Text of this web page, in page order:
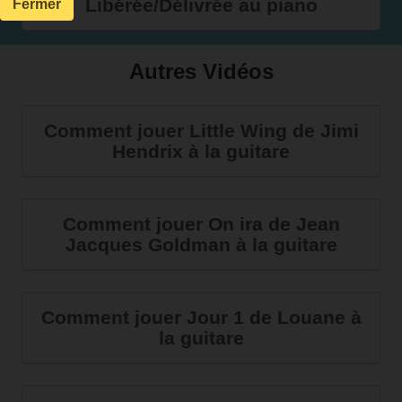
Libérée/Délivrée au piano
Autres Vidéos
Comment jouer Little Wing de Jimi
Hendrix à la guitare
Comment jouer On ira de Jean
Jacques Goldman à la guitare
Comment jouer Jour 1 de Louane à
la guitare
Fermer